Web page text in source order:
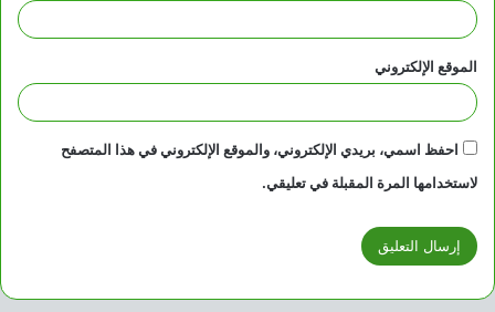
الموقع الإلكتروني
احفظ اسمي، بريدي الإلكتروني، والموقع الإلكتروني في هذا المتصفح
لاستخدامها المرة المقبلة في تعليقي.